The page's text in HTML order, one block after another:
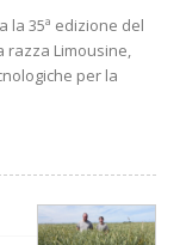
la 35ª edizione del
razza Limousine,
per la